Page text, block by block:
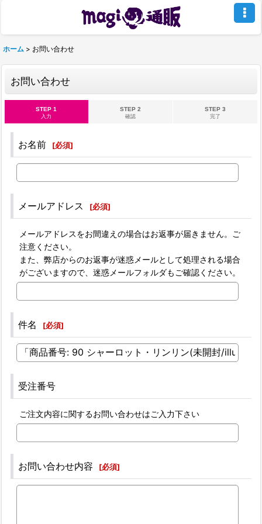
ホーム > お問い合わせ
お問い合わせ
STEP 1
入力
STEP 2
確認
STEP 3
完了
お名前 [必須]
メールアドレス [必須]
メールアドレスをお間違えの場合はお返事が届きません。ご
注意ください。
また、弊店からのお返事が迷惑メールとして処理される場合
がございますので、迷惑メールフォルダもご確認ください。
件名 [必須]
受注番号
ご注文内容に関するお問い合わせはご入力下さい
お問い合わせ内容 [必須]